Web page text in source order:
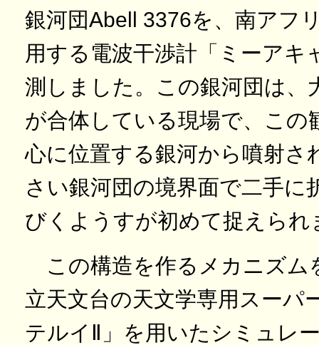
銀河団Abell 3376を、南アフ
用する電波干渉計「ミーアキ
測しました。この銀河団は、
が合体している現場で、この
心に位置する銀河から噴射さ
さい銀河団の境界面で二手に
びくようすが初めて捉えられ
この構造を作るメカニズム
立天文台の天文学専用スーパ
テルイⅡ」を用いたシミュレ